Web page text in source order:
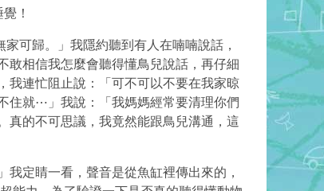
！
可歸。」我隱約聽到有人在喃喃說話，
敢相信我怎麼會聽得懂鳥兒說話，再仔細
我連忙阻止說：「可不可以不要在我家晾
住就⋯」我說：「我媽媽經常要清理你們
真的不可思議，我竟然能跟鳥兒溝通，這
定睛一看，聲音是從魚缸裡傳出來的，